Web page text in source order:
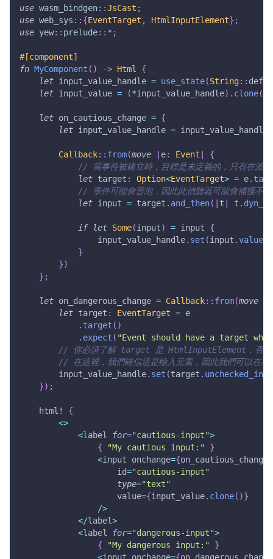
use wasm_bindgen::JsCast ;
use web_sys :: {EventTarget , HtmlInputElement} ;
use yew:: prelude:: * ;
#[component]
fn MyComponent ( ) -> Html
{
let input_value_handle = use_state(String::
let input_value = (*input_value_handle) . clone(
let on_cautious_change = {
let input_value_handle = input_value_handle
Callback:: from(move e: Event
{
// 當事件被建立時，目標是未定義的，只有在派
let target : Option<EventTarget> = e.
// 事件可能會冒泡，因此此偵聽器可能會捕獲
let input = target . and_then( t t .
if let Some(input) = input {
                input_value_handle
. set (input .value
}
})
} ;
let on_dangerous_change = Callback:: from(move
let target : EventTarget = e
. target ( )
. expect ( "Event should have a target
// 你必須了解 target 是 HtmlInputElement，否則
// 在這裡，我們確信這是輸入元素，因此我們可以在不
        input_value_handle
. set (target . unchecked_into
}) ;
html!
{
<>
<label for="cautious-input">
{
"My cautious input:"
}
<input onchange={on_cautious_change
                    id
="cautious-input"
type="text"
                    value
={input_value. clone( )}
/>
</label>
<label for="dangerous-input">
{
"My dangerous input:"
}